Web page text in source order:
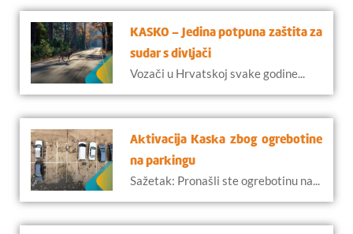
KASKO – Jedina potpuna zaštita za
sudar s divljači
Vozači u Hrvatskoj svake godine...
Aktivacija Kaska zbog ogrebotine
na parkingu
Sažetak: Pronašli ste ogrebotinu na...